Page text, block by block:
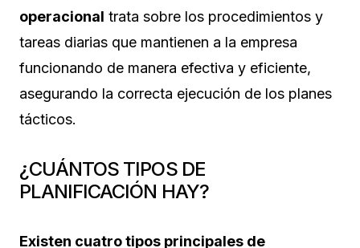
operacional trata sobre los procedimientos y
tareas diarias que mantienen a la empresa
funcionando de manera efectiva y eficiente,
asegurando la correcta ejecución de los planes
tácticos.
¿CUÁNTOS TIPOS DE
PLANIFICACIÓN HAY?
Existen cuatro tipos principales de